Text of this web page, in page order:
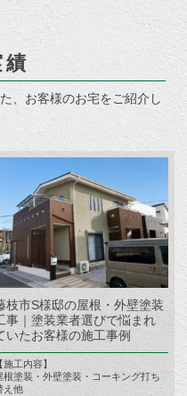
績
、お客様のお宅をご紹介し
枝市S様邸の屋根・外壁塗装
事｜塗装業者選びで悩まれ
いたお客様の施工事例
【施工内容】
根塗装・外壁塗装・コーキング打ち
え他